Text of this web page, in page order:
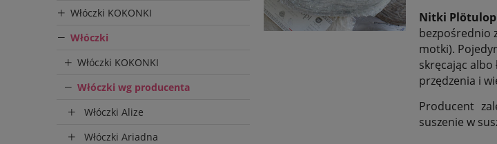
Włóczki KOKONKI
Włóczki
Włóczki KOKONKI
Włóczki wg producenta
Włóczki Alize
Włóczki Ariadna
Nitki
bezpośrednio
motki).
skręcając albo
przędzenia i
Producent
suszenie w